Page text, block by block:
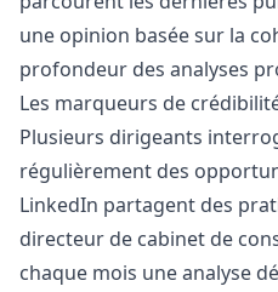
une opinion basée sur la
profondeur des analyses
Les marqueurs de
Plusieurs dirigeants
régulièrement des
LinkedIn partagent des
directeur de cabinet de
chaque mois une analyse